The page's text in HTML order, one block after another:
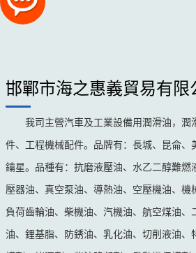
邯鄲市海之惠義貿易有限
我司主營汽車及工業設備用潤滑油，潤
件、工程機械配件。品牌有：長城、昆侖、
鑰星。品種有：抗磨液壓油、水乙二醇難燃
壓器油、真空泵油、導熱油、空壓機油、機
負荷齒輪油、柴機油、汽機油、航空煤油、
油、鋰基脂、防銹油、乳化油、切削液油、